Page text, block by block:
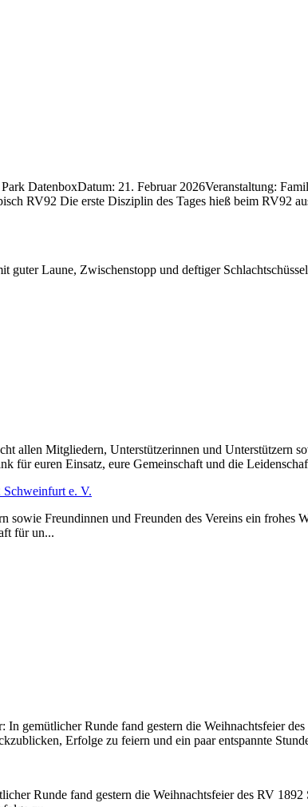
DatenboxDatum: 21. Februar 2026Veranstaltung:
RV92 Die erste Disziplin des Tages hieß beim RV92
guter Laune, Zwischenstopp und deftiger
allen Mitgliedern, Unterstützerinnen und Unterstützern
für euren Einsatz, eure Gemeinschaft und die
Schweinfurt e. V.
Freundinnen und Freunden des Vereins ein frohes
für un...
gemütlicher Runde fand gestern die Weihnachtsfeier
Erfolge zu feiern und ein paar entspannte
Runde fand gestern die Weihnachtsfeier des RV